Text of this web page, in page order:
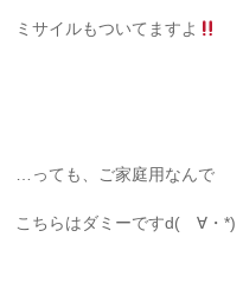
ミサイルもついてますよ
…っても、ご家庭用なんで
こちらはダミーですd(ゝ∀・*)